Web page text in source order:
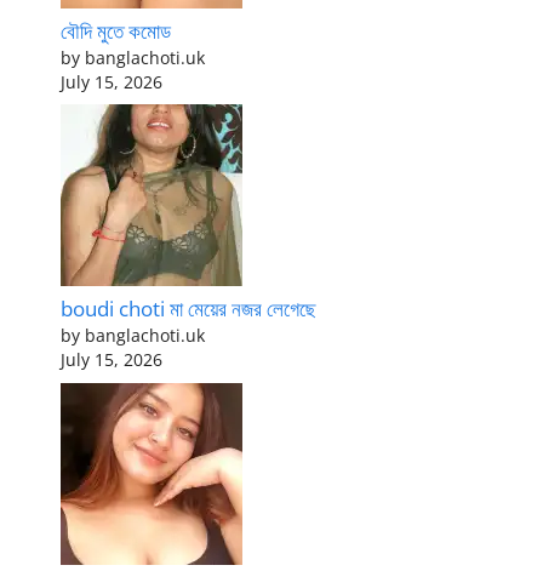
বৌদি মুতে কমোড
by banglachoti.uk
July 15, 2026
boudi choti মা মেয়ের নজর লেগেছে
by banglachoti.uk
July 15, 2026